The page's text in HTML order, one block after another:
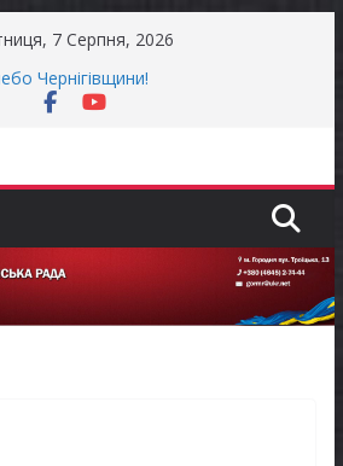
7 Серпня, 2026
Чернігівщини!
першокласників уже можуть
літньою спекою
Премії Кабінету Міністрів України
внесок у забезпечення
стійкості України